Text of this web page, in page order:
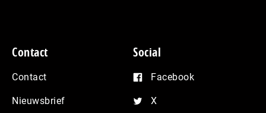
Contact
Contact
Nieuwsbrief
Social
Facebook
X